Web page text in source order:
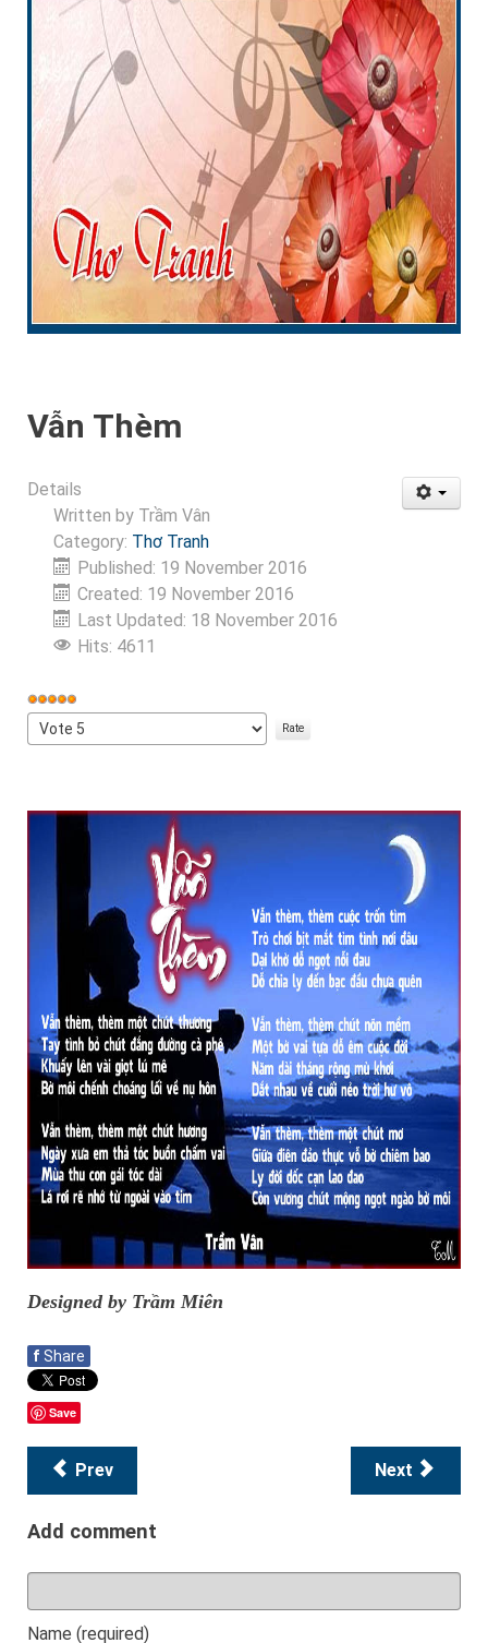
Vẫn Thèm
Details
Written by Trầm Vân
Category: Thơ Tranh
Published: 19 November 2016
Created: 19 November 2016
Last Updated: 18 November 2016
Hits: 4611
User
Rating:
Please
Rate
Designed by Trầm Miên
f Share
Save
Prev Next
Add comment
Name (required)